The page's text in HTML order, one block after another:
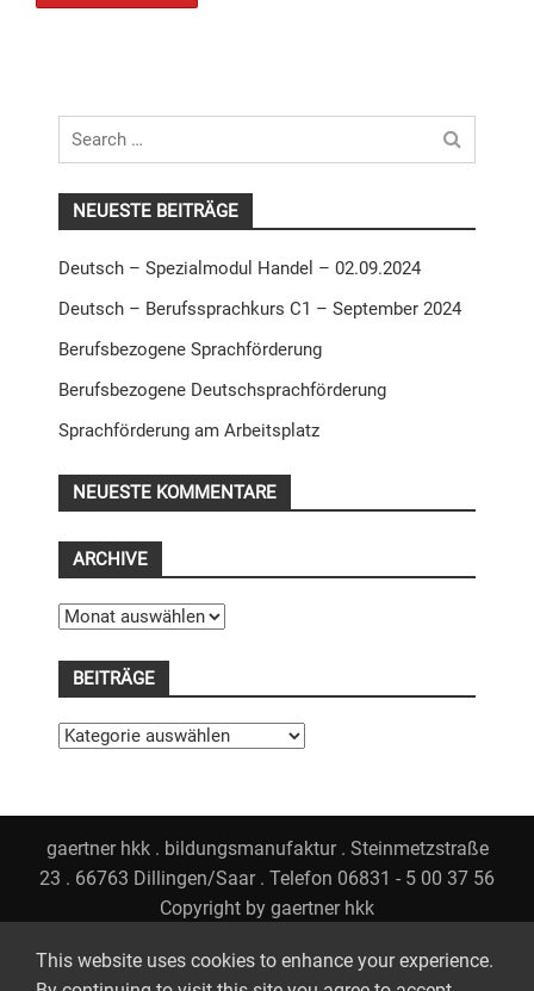
Search
for
NEUESTE BEITRÄGE
Deutsch – Spezialmodul Handel – 02.09.2024
Deutsch – Berufssprachkurs C1 – September 2024
Berufsbezogene Sprachförderung
Berufsbezogene Deutschsprachförderung
Sprachförderung am Arbeitsplatz
NEUESTE KOMMENTARE
ARCHIVE
Archive
BEITRÄGE
Beiträge
gaertner hkk . bildungsmanufaktur . Steinmetzstraße
23 . 66763 Dillingen/Saar . Telefon 06831 - 5 00 37 56
Copyright by gaertner hkk
This website uses cookies to enhance your experience.
WP2Social Auto Publish Powered By :